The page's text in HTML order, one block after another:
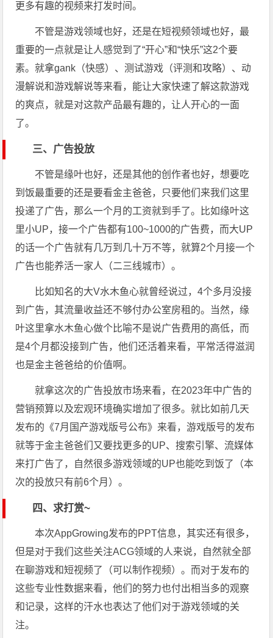
更多有趣的视频来打发时间。
不管是游戏领域也好，还是在短视频领域也好，最
重要的一点就是让人感觉到了“开心”和“快乐”这2个要
素。就拿gank（快感）、测试游戏（评测和攻略）、动
漫解说和游戏解说等来看，能让大家快速了解这款游戏
的爽点，就是对这款产品最有趣的，让人开心的一面
了。
三、广告投放
不管是缘叶也好，还是其他的创作者也好，想要吃
到饭最重要的还是要看金主爸爸，只要他们来我们这里
投递了广告，那么一个月的工资就到手了。比如缘叶这
里小UP，接一个广告都有100~1000的广告费，而大UP
的话一个广告就有几万到几十万不等，就算2个月接一个
广告也能养活一家人（二三线城市）。
比如知名的大V水木鱼心就曾经说过，4个多月没接
到广告，其流量收益还不够付办公室房租的。当然，缘
叶这里拿水木鱼心做个比喻不是说广告费用的高低，而
是4个月都没接到广告，他们还活着来看，平常活得滋润
也是金主爸爸给的价值啊。
就拿这次的广告投放市场来看，在2023年中广告的
营销预算以及宏观环境确实增加了很多。就比如前几天
发布的《7月国产游戏版号公布》来看，游戏版号的发布
就等于金主爸爸们又要找更多的UP、搜索引擎、流媒体
来打广告了，自然很多游戏领域的UP也能吃到饭了（本
次的投放只有前6个月）。
四、求打赏~
本次AppGrowing发布的PPT信息，其实还有很多，
但是对于我们这些关注ACG领域的人来说，自然就全部
在聊游戏和短视频了（可以制作视频）。而对于发布的
这些专业性数据来看，他们的努力也付出相当多的观察
和记录，这样的汗水也表达了他们对于游戏领域的关
注。